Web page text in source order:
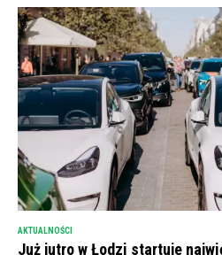
AKTUALNOŚCI
Już jutro w Łodzi startuje